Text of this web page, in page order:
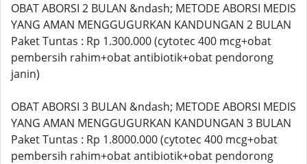
OBAT ABORSI 2 BULAN &ndash; METODE ABORSI MEDIS
YANG AMAN MENGGUGURKAN KANDUNGAN 2 BULAN
Paket Tuntas : Rp 1.300.000 (cytotec 400 mcg+obat
pembersih rahim+obat antibiotik+obat pendorong
janin)
OBAT ABORSI 3 BULAN &ndash; METODE ABORSI MEDIS
YANG AMAN MENGGUGURKAN KANDUNGAN 3 BULAN
Paket Tuntas : Rp 1.8000.000 (cytotec 400 mcg+obat
pembersih rahim+obat antibiotik+obat pendorong